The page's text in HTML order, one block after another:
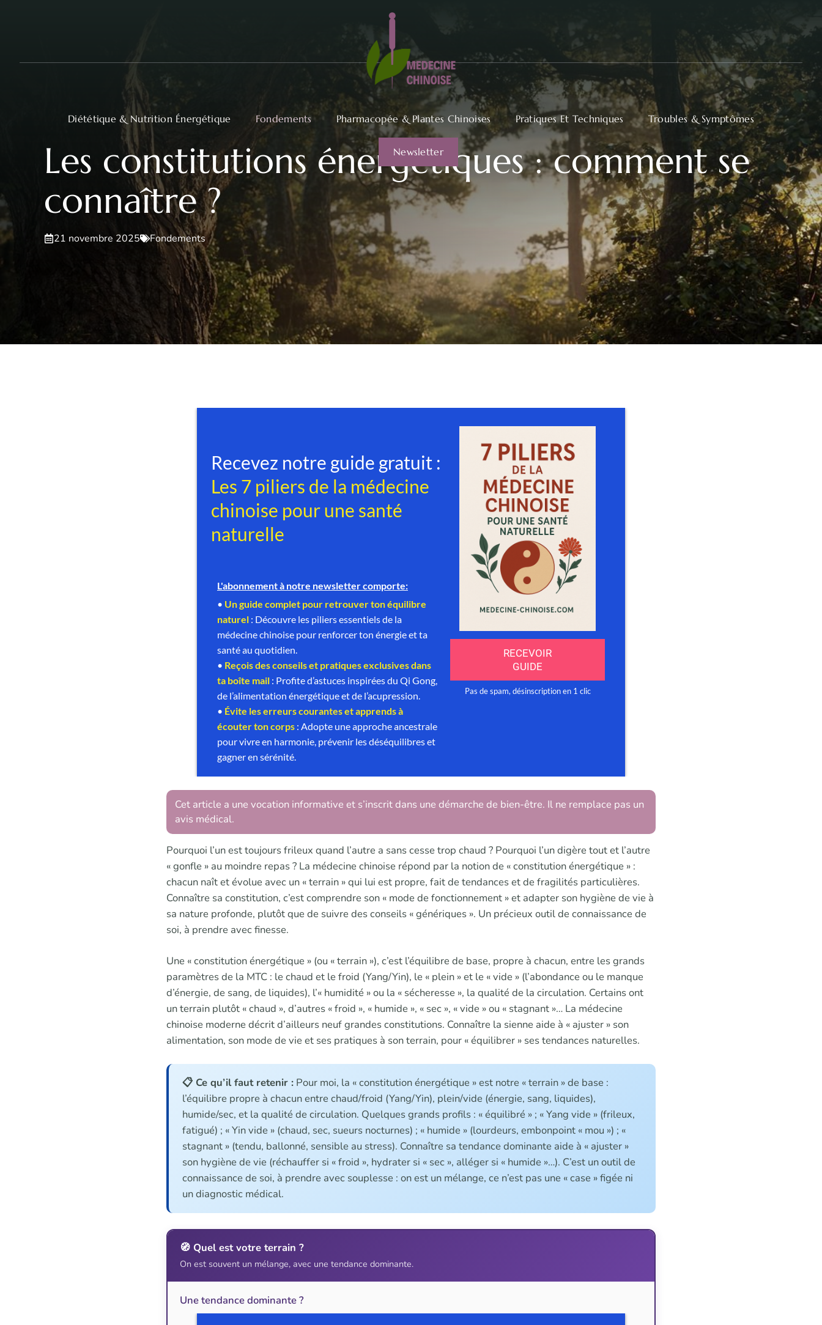
Diététique & Nutrition Énergétique Fondements Pharmacopée & Plantes Chinoises Pratiques Et Techniques Troubles & Symptômes
Newsletter
Les constitutions énergétiques : comment se
connaître ?
21 novembre 2025 Fondements
Cet article a une vocation informative et s’inscrit dans une démarche de bien-être. Il ne remplace pas un
avis médical.
Pourquoi l’un est toujours frileux quand l’autre a sans cesse trop chaud ? Pourquoi l’un digère tout et l’autre
« gonfle » au moindre repas ? La médecine chinoise répond par la notion de « constitution énergétique » :
chacun naît et évolue avec un « terrain » qui lui est propre, fait de tendances et de fragilités particulières.
Connaître sa constitution, c’est comprendre son « mode de fonctionnement » et adapter son hygiène de vie à
sa nature profonde, plutôt que de suivre des conseils « génériques ». Un précieux outil de connaissance de
soi, à prendre avec finesse.
Une « constitution énergétique » (ou « terrain »), c’est l’équilibre de base, propre à chacun, entre les grands
paramètres de la MTC : le chaud et le froid (Yang/Yin), le « plein » et le « vide » (l’abondance ou le manque
d’énergie, de sang, de liquides), l’« humidité » ou la « sécheresse », la qualité de la circulation. Certains ont
un terrain plutôt « chaud », d’autres « froid », « humide », « sec », « vide » ou « stagnant »… La médecine
chinoise moderne décrit d’ailleurs neuf grandes constitutions. Connaître la sienne aide à « ajuster » son
alimentation, son mode de vie et ses pratiques à son terrain, pour « équilibrer » ses tendances naturelles.
📋 Ce qu’il faut retenir : Pour moi, la « constitution énergétique » est notre « terrain » de base :
l’équilibre propre à chacun entre chaud/froid (Yang/Yin), plein/vide (énergie, sang, liquides),
humide/sec, et la qualité de circulation. Quelques grands profils : « équilibré » ; « Yang vide » (frileux,
fatigué) ; « Yin vide » (chaud, sec, sueurs nocturnes) ; « humide » (lourdeurs, embonpoint « mou ») ; «
stagnant » (tendu, ballonné, sensible au stress). Connaître sa tendance dominante aide à « ajuster »
son hygiène de vie (réchauffer si « froid », hydrater si « sec », alléger si « humide »…). C’est un outil de
connaissance de soi, à prendre avec souplesse : on est un mélange, ce n’est pas une « case » figée ni
un diagnostic médical.
🧭 Quel est votre terrain ?
On est souvent un mélange, avec une tendance dominante.
Une tendance dominante ?